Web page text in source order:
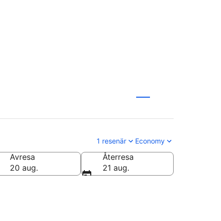
1 resenär Economy
Avresa
20 aug.
Återresa
21 aug.